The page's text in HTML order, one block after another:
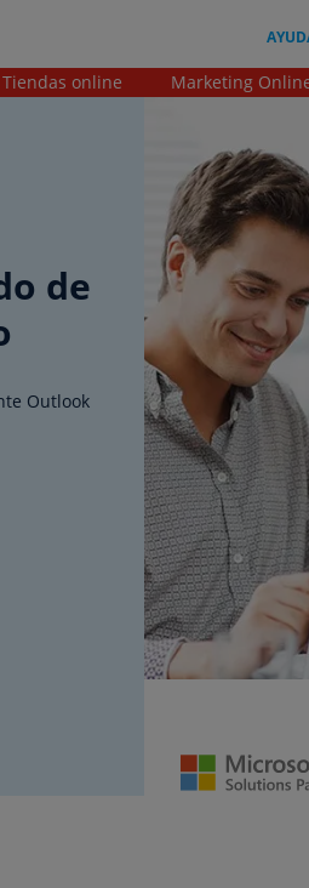
Tiendas online Marketing
de
Outlook